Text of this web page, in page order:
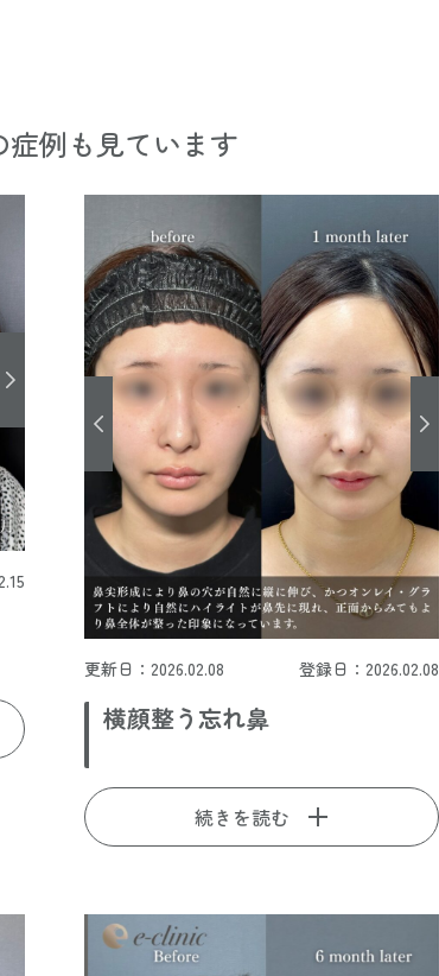
例も見ています
更新日：2026.02.08 登録日：2026.02.08
横顔整う忘れ鼻
続きを読む